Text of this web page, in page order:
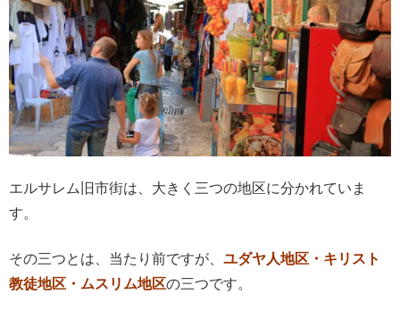
エルサレム旧市街は、大きく三つの地区に分かれていま
す。
その三つとは、当たり前ですが、 ユダヤ人地区・キリスト
教徒地区・ムスリム地区の三つです。